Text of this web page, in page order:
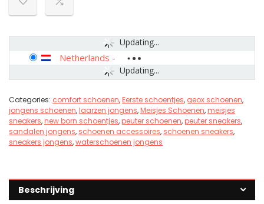
Updating...
Updating...
Netherlands -
Categories: comfort schoenen,Eerste schoentjes, geox schoenen,
jongens schoenen,laarzen jongens,Meisjes Schoenen,meisjes
sneakers,new born schoentjes,peuter schoenen,peuter sneakers,
sandalen jongens, schoenen accessoires, schoenen sneakers,
sneakers jongens,waterschoenen jongens
Beschrijving